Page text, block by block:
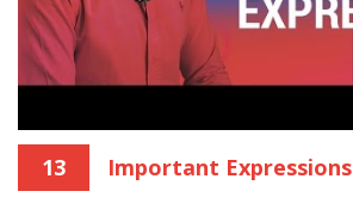
13 Important Expressions